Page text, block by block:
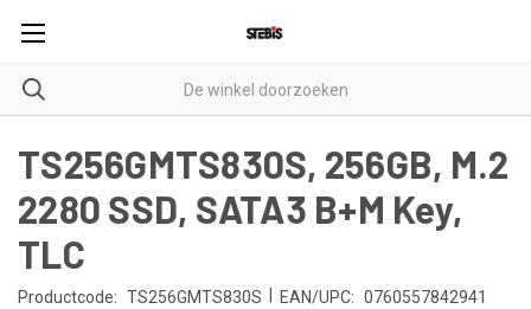
TS256GMTS830S, 256GB, M.2
2280 SSD, SATA3 B+M Key,
TLC
Productcode: TS256GMTS830S EAN/UPC: 0760557842941